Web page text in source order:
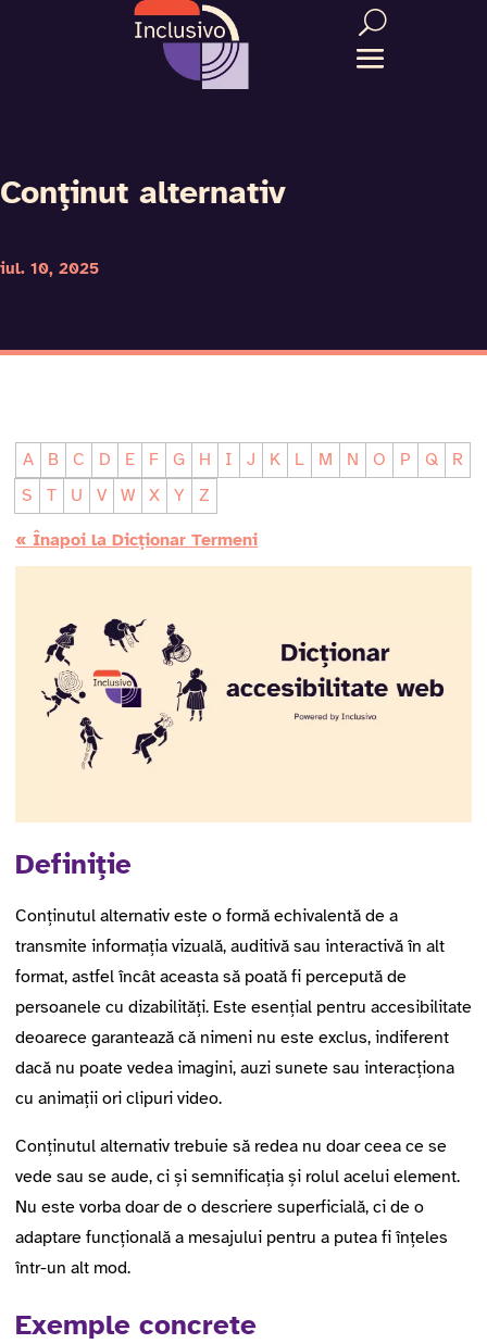
Conținut alternativ
iul. 10, 2025
A B C D E F G H I J K L M N O P Q
R
S
T U V W X Y Z
« Înapoi la Dicționar Termeni
Definiție
Conținutul alternativ este o formă echivalentă de a
transmite informația vizuală, auditivă sau interactivă în alt
format, astfel încât aceasta să poată fi percepută de
persoanele cu dizabilități. Este esențial pentru accesibilitate
deoarece garantează că nimeni nu este exclus, indiferent
dacă nu poate vedea imagini, auzi sunete sau interacționa
cu animații ori clipuri video.
Conținutul alternativ trebuie să redea nu doar ceea ce se
vede sau se aude, ci și semnificația și rolul acelui element.
Nu este vorba doar de o descriere superficială, ci de o
adaptare funcțională a mesajului pentru a putea fi înțeles
într-un alt mod.
Exemple concrete